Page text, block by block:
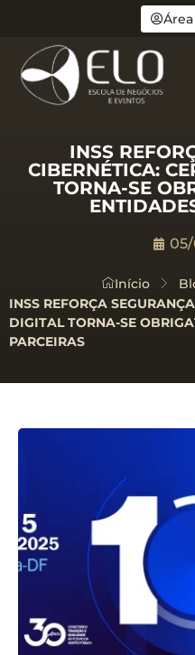
INSS
CIBERNÉTICA:
TORNA-SE
Início
INSS REFORÇA
DIGITAL TORNA-SE
PARCEIRAS